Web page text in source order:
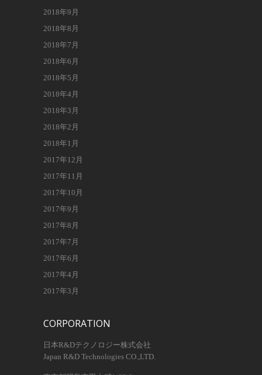
2018年9月
2018年8月
2018年7月
2018年6月
2018年5月
2018年4月
2018年3月
2018年2月
2018年1月
2017年12月
2017年11月
2017年10月
2017年9月
2017年8月
2017年7月
2017年6月
2017年4月
2017年3月
CORPORATION
日本R&Dテクノロジー株式会社
Japan R&D Technologies CO.,LTD.